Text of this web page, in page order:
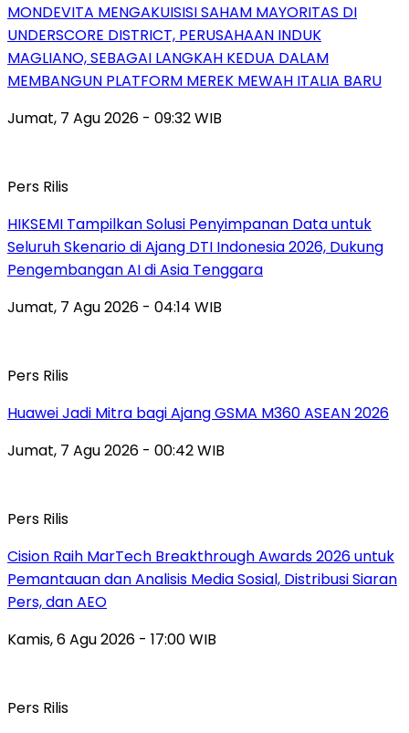
MONDEVITA MENGAKUISISI SAHAM MAYORITAS DI
UNDERSCORE DISTRICT, PERUSAHAAN INDUK
MAGLIANO, SEBAGAI LANGKAH KEDUA DALAM
MEMBANGUN PLATFORM MEREK MEWAH ITALIA BARU
Jumat, 7 Agu 2026 - 09:32 WIB
Pers Rilis
HIKSEMI Tampilkan Solusi Penyimpanan Data untuk
Seluruh Skenario di Ajang DTI Indonesia 2026, Dukung
Pengembangan AI di Asia Tenggara
Jumat, 7 Agu 2026 - 04:14 WIB
Pers Rilis
Huawei Jadi Mitra bagi Ajang GSMA M360 ASEAN 2026
Jumat, 7 Agu 2026 - 00:42 WIB
Pers Rilis
Cision Raih MarTech Breakthrough Awards 2026 untuk
Pemantauan dan Analisis Media Sosial, Distribusi Siaran
Pers, dan AEO
Kamis, 6 Agu 2026 - 17:00 WIB
Pers Rilis